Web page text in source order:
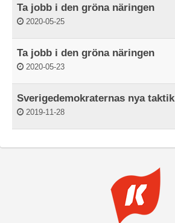
Ta jobb i den gröna näringen
2020-05-25
Ta jobb i den gröna näringen
2020-05-23
Sverigedemokraternas nya taktik
2019-11-28